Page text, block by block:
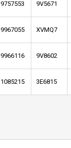
9757553 9V5671
9967055 XVMQ7
9966116 9V8602
1085215 3E6815